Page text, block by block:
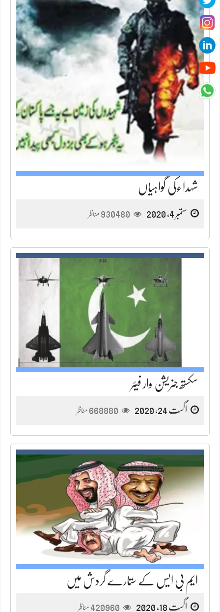
شہداءکی گواہیاں
ستمبر 4, 2020 930480 مناظر
سکستھ جنریشن وار فیئر
اگست 24, 2020 668880 مناظر
ایم بی ایس کے ستارے گردش میں
اگست 18, 2020 420960 مناظر